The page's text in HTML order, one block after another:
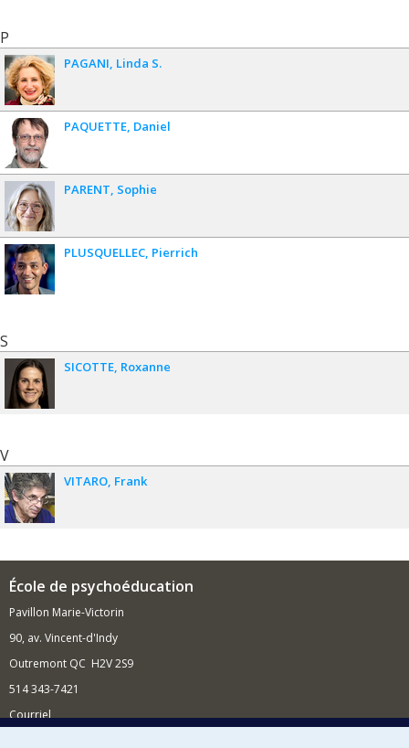
P
PAGANI Linda S.
PAQUETTE Daniel
PARENT Sophie
PLUSQUELLEC Pierrich
S
SICOTTE Roxanne
V
VITARO Frank
École de psychoéducation
Pavillon Marie-Victorin
90, av. Vincent-d'Indy
Outremont QC H2V 2S9
514 343-7421
Courriel